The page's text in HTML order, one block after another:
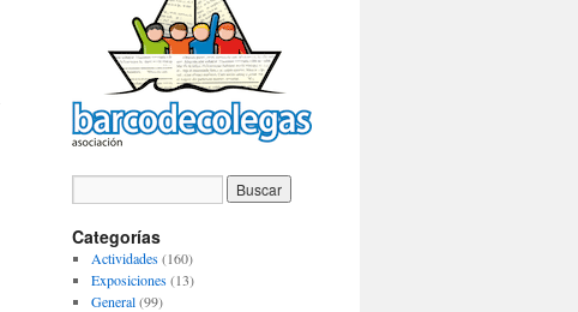
Categorías
Actividades(160)
Exposiciones(13)
General(99)